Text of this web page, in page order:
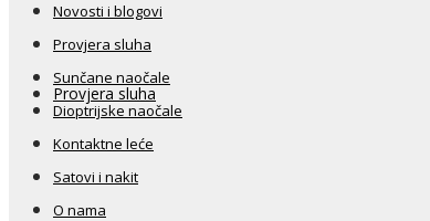
Provjera sluha
Novosti i blogovi
Provjera sluha
Sunčane naočale
Dioptrijske naočale
Kontaktne leće
Satovi i nakit
O nama